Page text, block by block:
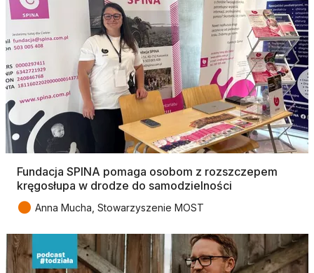
Fundacja SPINA pomaga osobom z rozszczepem
kręgosłupa w drodze do samodzielności
● Anna Mucha, Stowarzyszenie MOST